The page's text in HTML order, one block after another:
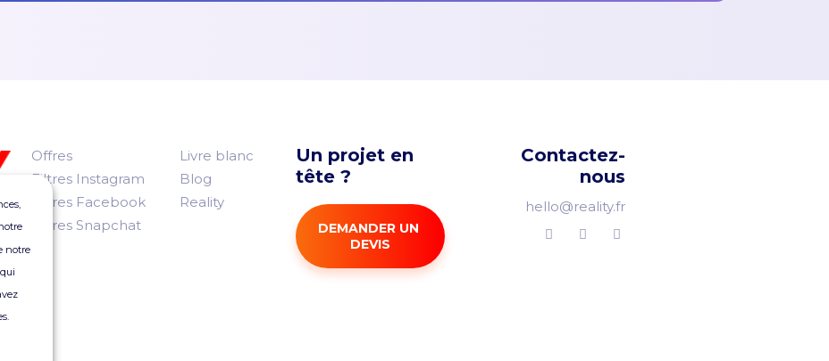
Offres
Filtres Instagram
Filtres Facebook
Filtres Snapchat
Livre blanc
Blog
Reality
Un projet en
tête ?
DEMANDER UN
DEVIS
Contactez-
nous
hello@reality.fr
notre